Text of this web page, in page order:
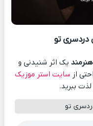
دردسری تو
یک اثر شنیدنی و
از سایت استر موزیک
ببرید.
تو